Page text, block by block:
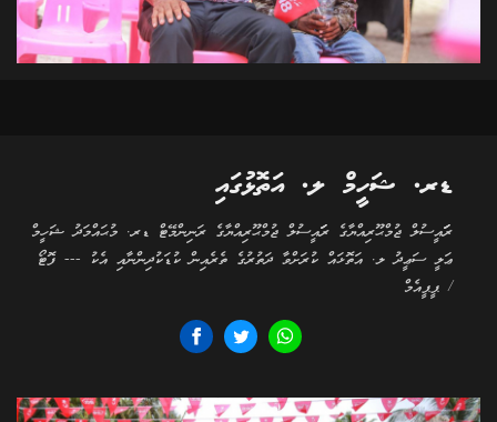
ޑރ. ޝަހީމް ލ. އަތޮޅުގައި
ރަަައީސުލް ޖުމްޙޫރިއްޔާގެ ރަަައީސުލް ޖުމްޙޫރިއްޔާގެ ރަނިންމޭޓް ޑރ. މުޙައްމަދު ޝަހީމް
ޢަލީ ސަޢީދު ލ. އަތޮޅައް ކުރަށްވާ ދަތުރުގެ ތެރެއިން ކުޑަކުދިންނާއި އެކު --- ފޮޓޯ
/ ޕީޕީއެމް